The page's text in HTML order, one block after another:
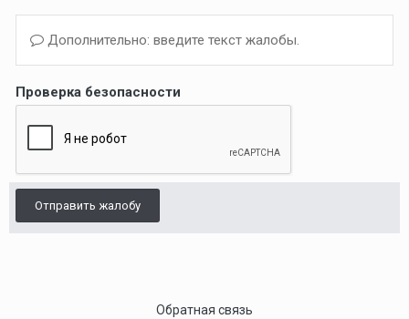
Дополнительно: введите текст жалобы.
Проверка безопасности
Отправить жалобу
Обратная связь